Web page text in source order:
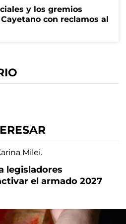
y los gremios
con reclamos al
legisladores
el armado 2027